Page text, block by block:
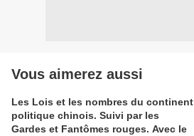
Vous aimerez aussi
Les Lois et les nombres du continent
politique chinois. Suivi par les
Gardes et Fantômes rouges. Avec le